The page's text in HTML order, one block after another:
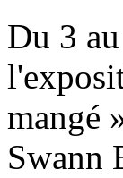
Du 3
mangé
Swann